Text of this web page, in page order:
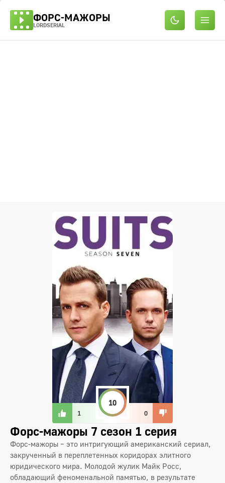
ФОРС-МАЖОРЫ
LORDSERIAL
1
10
0
Форс-мажоры 7 сезон 1 серия
Форс-мажоры – это интригующий американский сериал,
закрученный в переплетенных коридорах элитного
юридического мира. Молодой жулик Майк Росс,
обладающий феноменальной памятью, в результате